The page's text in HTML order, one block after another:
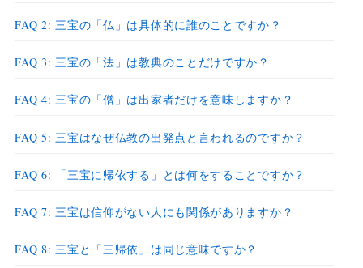
FAQ 2: 三宝の「仏」は具体的に誰のことですか？
FAQ 3: 三宝の「法」は教典のことだけですか？
FAQ 4: 三宝の「僧」は出家者だけを意味しますか？
FAQ 5: 三宝はなぜ仏教の出発点と言われるのですか？
FAQ 6: 「三宝に帰依する」とは何をすることですか？
FAQ 7: 三宝は信仰がない人にも関係がありますか？
FAQ 8: 三宝と「三帰依」は同じ意味ですか？